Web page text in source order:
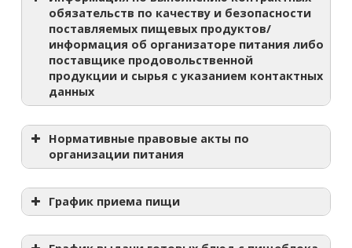
обязательств по качеству и безопасности
поставляемых пищевых продуктов/
информация об организаторе питания либо
поставщике продовольственной
продукции и сырья с указанием контактных
данных
Нормативные правовые акты по
организации питания
График приема пищи